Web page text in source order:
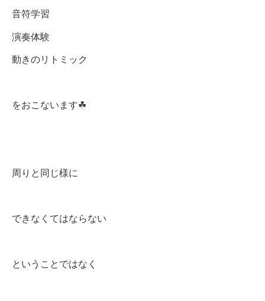
音符学習
演奏体験
動きのリトミック
をおこないます☘
周りと同じ様に
できなくてはならない
ということではなく